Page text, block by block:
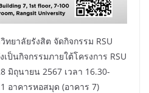
ลัยรังสิต จัดกิจกรรม RSU
เป็นกิจกรรมภายใต้โครงการ RSU
มิถุนายน 2567 เวลา 16.30-
อาคารหอสมุด (อาคาร 7)